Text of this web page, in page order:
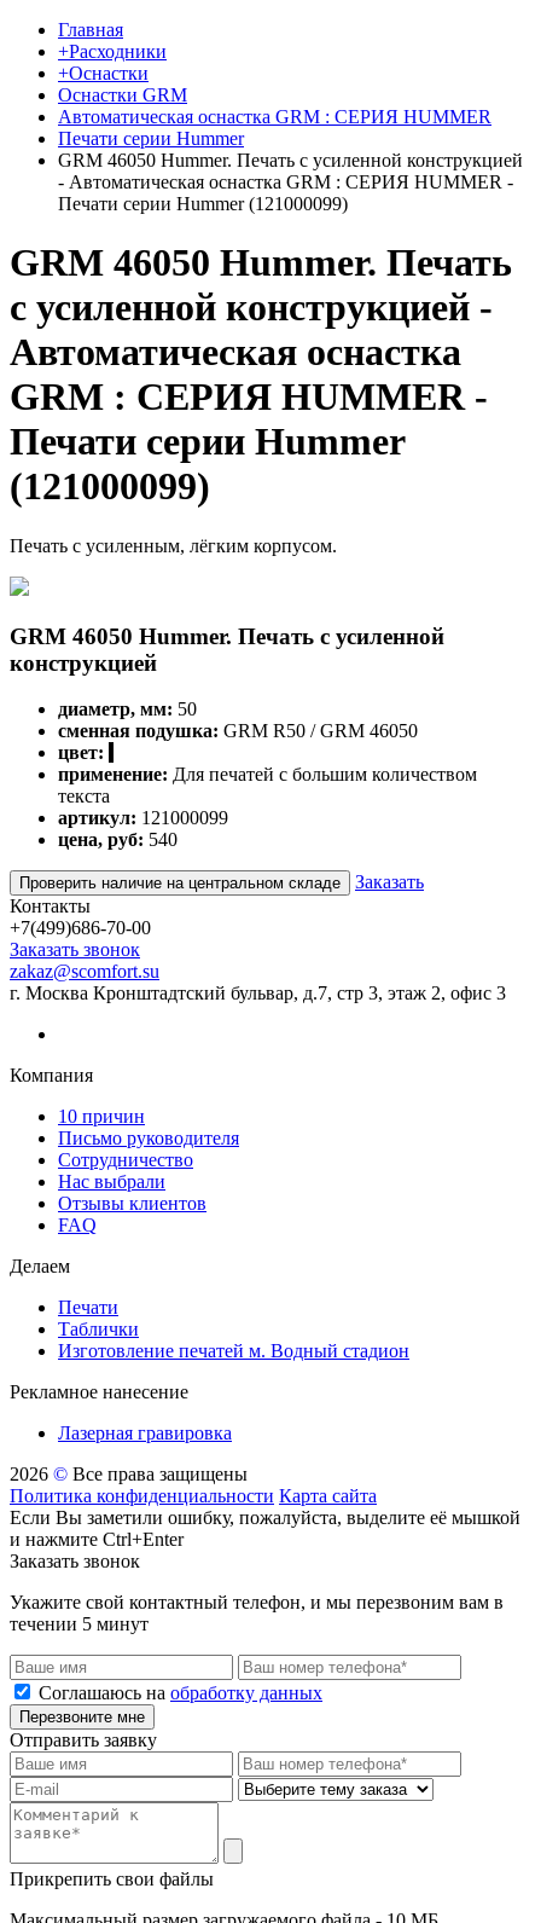
Главная
+Расходники
+Оснастки
Оснастки GRM
Автоматическая оснастка GRM : СЕРИЯ HUMMER
Печати серии Hummer
GRM 46050 Hummer. Печать с усиленной конструкцией
- Автоматическая оснастка GRM : СЕРИЯ HUMMER -
Печати серии Hummer (121000099)
GRM 46050 Hummer. Печать
с усиленной конструкцией -
Автоматическая оснастка
GRM : СЕРИЯ HUMMER -
Печати серии Hummer
(121000099)
Печать с усиленным, лёгким корпусом.
GRM 46050 Hummer. Печать с усиленной
конструкцией
диаметр, мм: 50
сменная подушка: GRM R50 / GRM 46050
цвет:
применение: Для печатей с большим количеством
текста
артикул: 121000099
цена, руб: 540
Проверить наличие на центральном складе
Заказать
Контакты
+7(499)686-70-00
Заказать звонок
zakaz@scomfort.su
г. Москва Кронштадтский бульвар, д.7, стр 3, этаж 2, офис 3
Компания
10 причин
Письмо руководителя
Сотрудничество
Нас выбрали
Отзывы клиентов
FAQ
Делаем
Печати
Таблички
Изготовление печатей м. Водный стадион
Рекламное нанесение
Лазерная гравировка
2026 © Все права защищены
Политика конфиденциальности Карта сайта
Если Вы заметили ошибку, пожалуйста, выделите её мышкой
и нажмите Ctrl+Enter
Заказать звонок
Укажите свой контактный телефон, и мы перезвоним вам в
течении 5 минут
Соглашаюсь на обработку данных
Перезвоните мне
Отправить заявку
Прикрепить свои файлы